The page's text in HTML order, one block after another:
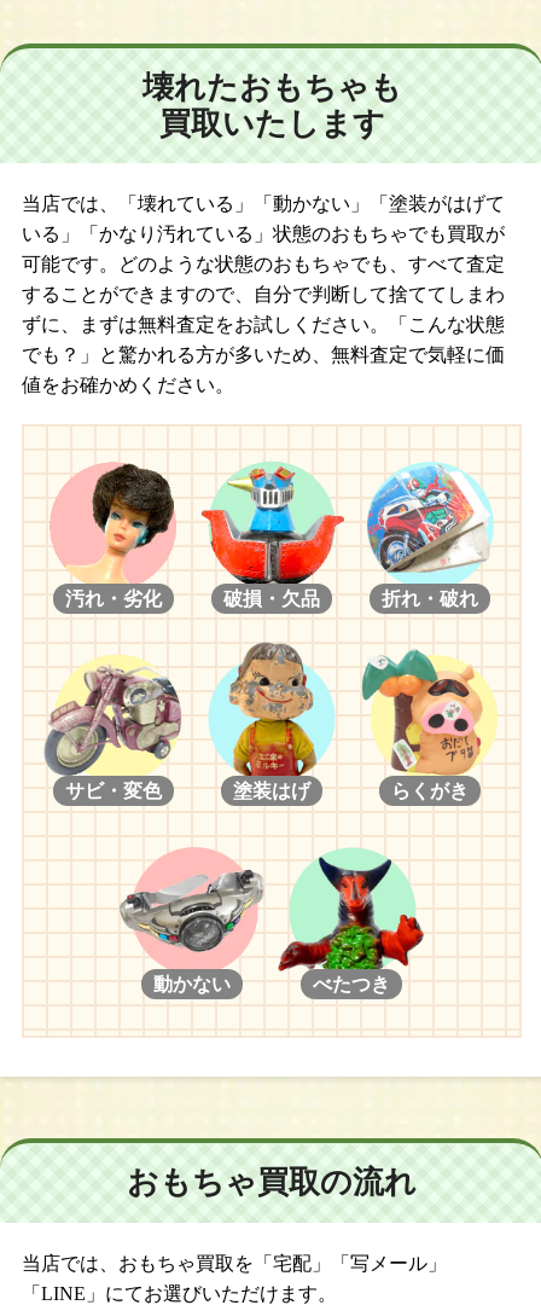
壊れたおもちゃも
買取いたします
当店では、「壊れている」「動かない」「塗装がはげて
いる」「かなり汚れている」状態のおもちゃでも買取が
可能です。どのような状態のおもちゃでも、すべて査定
することができますので、自分で判断して捨ててしまわ
ずに、まずは無料査定をお試しください。「こんな状態
でも？」と驚かれる方が多いため、無料査定で気軽に価
値をお確かめください。
汚れ・劣化 破損・欠品 折れ・破れ
サビ・変色 塗装はげ らくがき
動かない べたつき
おもちゃ買取の流れ
当店では、おもちゃ買取を「宅配」「写メール」
「LINE」にてお選びいただけます。